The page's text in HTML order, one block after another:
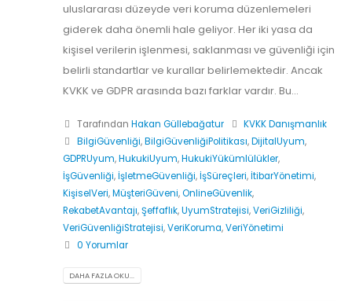
uluslararası düzeyde veri koruma düzenlemeleri
giderek daha önemli hale geliyor. Her iki yasa da
kişisel verilerin işlenmesi, saklanması ve güvenliği için
belirli standartlar ve kurallar belirlemektedir. Ancak
KVKK ve GDPR arasında bazı farklar vardır. Bu...
Tarafından Hakan Güllebağatur
KVKK Danışmanlık
BilgiGüvenliği,BilgiGüvenliğiPolitikası,DijitalUyum,
GDPRUyum,HukukiUyum,HukukiYükümlülükler,
İşGüvenliği,İşletmeGüvenliği,İşSüreçleri,İtibarYönetimi,
KişiselVeri,MüşteriGüveni,OnlineGüvenlik,
RekabetAvantajı,Şeffaflık,UyumStratejisi,VeriGizliliği,
VeriGüvenliğiStratejisi,VeriKoruma,VeriYönetimi
0 Yorumlar
DAHA FAZLA OKU...